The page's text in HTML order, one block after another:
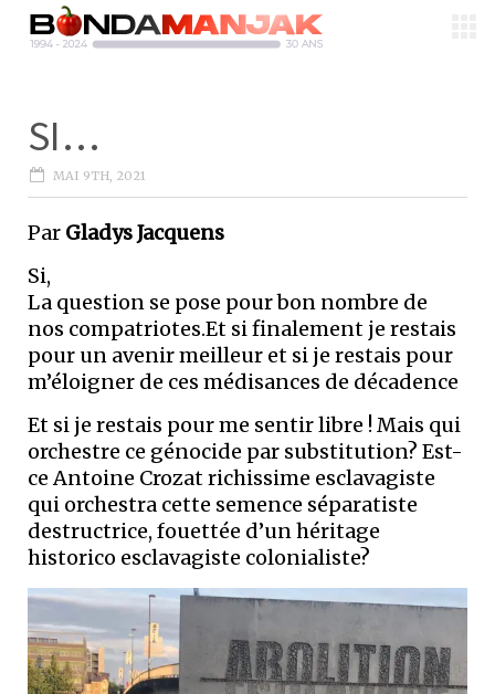
SI…
MAI 9TH, 2021
Par Gladys Jacquens
Si,
La question se pose pour bon nombre de
nos compatriotes.Et si finalement je restais
pour un avenir meilleur et si je restais pour
m’éloigner de ces médisances de décadence
Et si je restais pour me sentir libre ! Mais qui
orchestre ce génocide par substitution? Est-
ce Antoine Crozat richissime esclavagiste
qui orchestra cette semence séparatiste
destructrice, fouettée d’un héritage
historico esclavagiste colonialiste?